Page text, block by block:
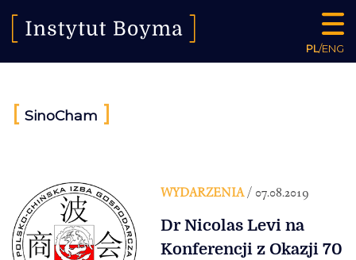
PL/ENG
[ SinoCham ]
WYDARZENIA/ 07.08.2019
Dr Nicolas Levi na
Konferencji z Okazji 70